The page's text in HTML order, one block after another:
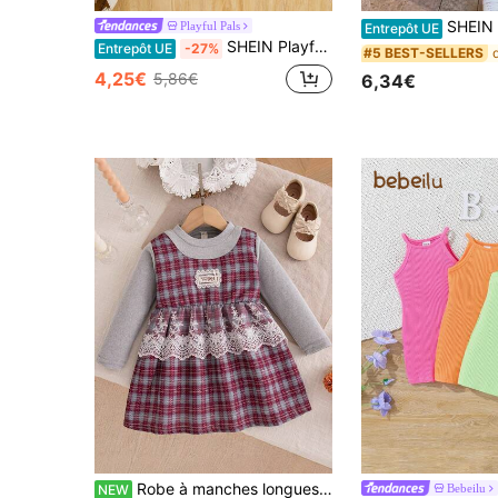
Playful Pals
Entrepôt UE -27% SHEIN Playful Pals Robe sans manches imprimée marguerite décontractée pour bébé fille
4,25€ 5,86€
Entrepôt UE SHEIN Robe camisole en tricot
#5 BEST-SELLERS
6,34€
NEW Robe à manches longues style universitaire automne/hiver avec patchwork de dentelle florale inspirée de la forêt pour bébés filles Bebeilu